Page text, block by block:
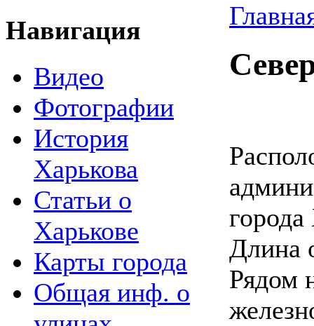
Навигация
Видео
Фотографии
История
Харькова
Статьи о
Харькове
Карты города
Общая инф. о
города
Длина
Рядом